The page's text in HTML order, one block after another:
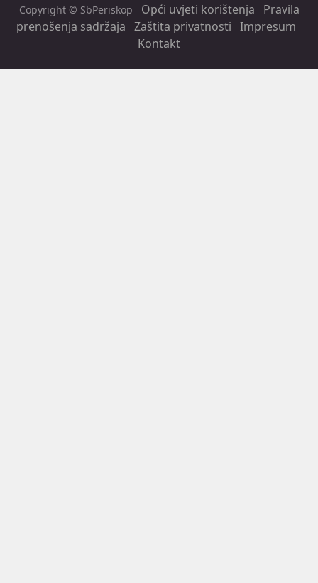
Copyright © SbPeriskop Opći uvjeti korištenja
Pravila
prenošenja sadržaja Zaštita privatnosti Impresum
Kontakt